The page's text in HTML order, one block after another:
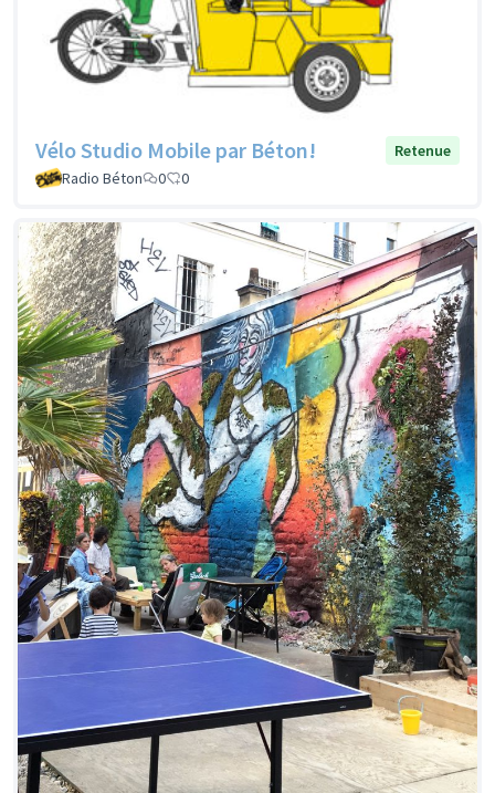
Vélo Studio Mobile par Béton!
Retenue
Radio Béton
0 0